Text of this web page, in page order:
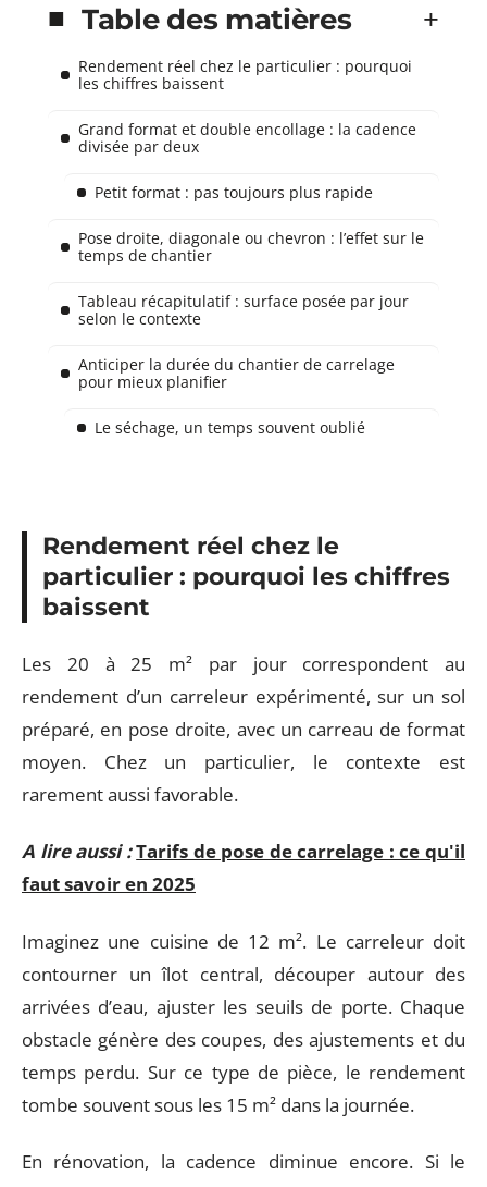
Table des matières
Rendement réel chez le particulier : pourquoi
les chiffres baissent
Grand format et double encollage : la cadence
divisée par deux
Petit format : pas toujours plus rapide
Pose droite, diagonale ou chevron : l’effet sur le
temps de chantier
Tableau récapitulatif : surface posée par jour
selon le contexte
Anticiper la durée du chantier de carrelage
pour mieux planifier
Le séchage, un temps souvent oublié
Rendement réel chez le
particulier : pourquoi les chiffres
baissent
Les 20 à 25 m² par jour correspondent au
rendement d’un carreleur expérimenté, sur un sol
préparé, en pose droite, avec un carreau de format
moyen. Chez un particulier, le contexte est
rarement aussi favorable.
A lire aussi :Tarifs de pose de carrelage : ce qu'il
faut savoir en 2025
Imaginez une cuisine de 12 m². Le carreleur doit
contourner un îlot central, découper autour des
arrivées d’eau, ajuster les seuils de porte. Chaque
obstacle génère des coupes, des ajustements et du
temps perdu. Sur ce type de pièce, le rendement
tombe souvent sous les 15 m² dans la journée.
En rénovation, la cadence diminue encore. Si le